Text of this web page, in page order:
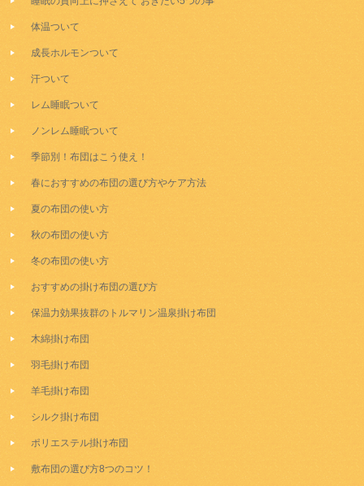
体温ついて
成長ホルモンついて
汗ついて
レム睡眠ついて
ノンレム睡眠ついて
季節別！布団はこう使え！
春におすすめの布団の選び方やケア方法
夏の布団の使い方
秋の布団の使い方
冬の布団の使い方
おすすめの掛け布団の選び方
保温力効果抜群のトルマリン温泉掛け布団
木綿掛け布団
羽毛掛け布団
羊毛掛け布団
シルク掛け布団
ポリエステル掛け布団
敷布団の選び方8つのコツ！